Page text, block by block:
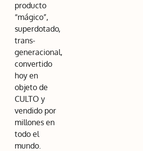
producto
“mágico”,
superdotado,
trans-
generacional,
convertido
hoy en
objeto de
CULTO y
vendido por
millones en
todo el
mundo.